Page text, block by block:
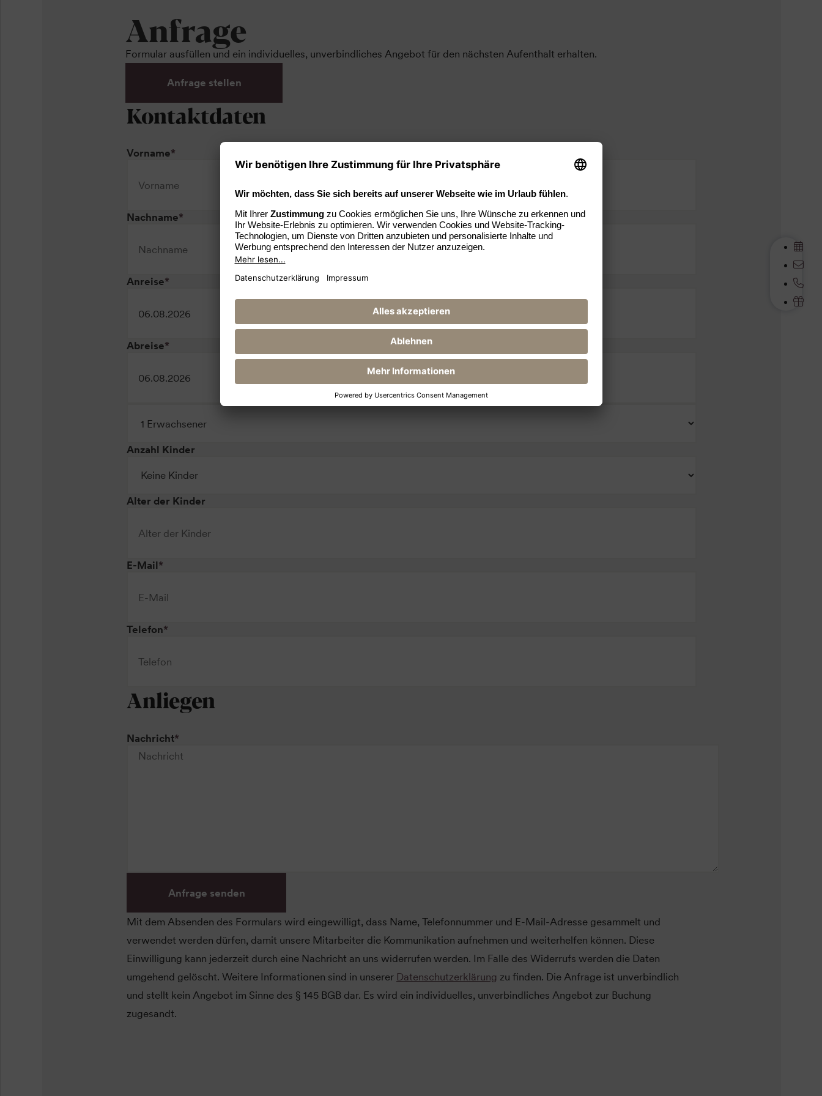
Anfrage
Formular ausfüllen und ein individuelles, unverbindliches Angebot für den nächsten Aufenthalt erhalten.
Anfrage stellen
Kontaktdaten
Vorname*
Nachname*
Anreise*
Abreise*
Anzahl Kinder
Alter der Kinder
E-Mail*
Telefon*
Anliegen
Nachricht*
Anfrage senden
Mit dem Absenden des Formulars wird eingewilligt, dass Name, Telefonnummer und E-Mail-Adresse gesammelt und
verwendet werden dürfen, damit unsere Mitarbeiter die Kommunikation aufnehmen und weiterhelfen können. Diese
Einwilligung kann jederzeit durch eine Nachricht an uns widerrufen werden. Im Falle des Widerrufs werden die Daten
umgehend gelöscht. Weitere Informationen sind in unserer Datenschutzerklärung zu finden. Die Anfrage ist unverbindlich
und stellt kein Angebot im Sinne des § 145 BGB dar. Es wird ein individuelles, unverbindliches Angebot zur Buchung
zugesandt.